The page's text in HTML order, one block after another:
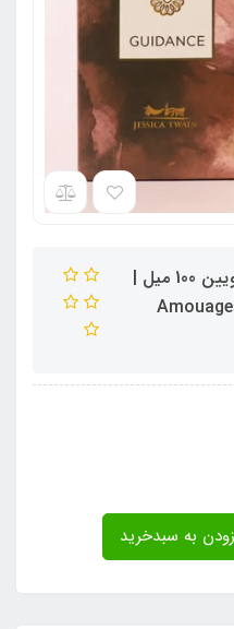
ادکلن آمواج گایدنس جسیکاتویین 100 میل |
Amwaj Guaidance | مشابه Amouage